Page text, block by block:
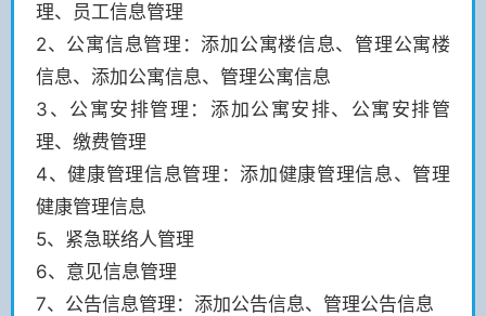
理、员工信息管理
2、公寓信息管理：添加公寓楼信息、管理公寓楼
信息、添加公寓信息、管理公寓信息
3、公寓安排管理：添加公寓安排、公寓安排管
理、缴费管理
4、健康管理信息管理：添加健康管理信息、管理
健康管理信息
5、紧急联络人管理
6、意见信息管理
7、公告信息管理：添加公告信息、管理公告信息